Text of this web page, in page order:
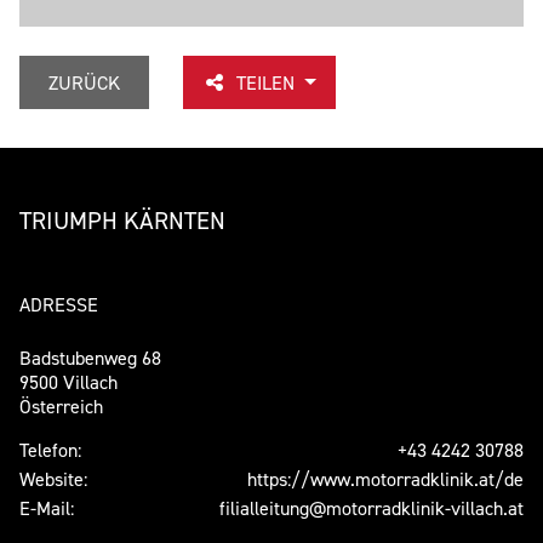
ZURÜCK TEILEN
TRIUMPH KÄRNTEN
ADRESSE
Badstubenweg 68
9500 Villach
Österreich
Telefon:
+43 4242 30788
Website:
https://www.motorradklinik.at/de
E-Mail:
filialleitung@motorradklinik-villach.at